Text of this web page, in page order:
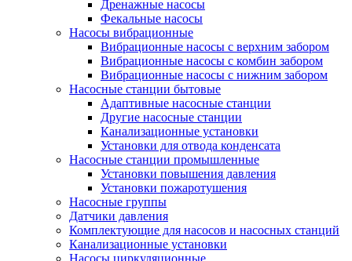
Дренажные насосы
Фекальные насосы
Насосы вибрационные
Вибрационные насосы с верхним забором
Вибрационные насосы с комбин забором
Вибрационные насосы с нижним забором
Насосные станции бытовые
Адаптивные насосные станции
Другие насосные станции
Канализационные установки
Установки для отвода конденсата
Насосные станции промышленные
Установки повышения давления
Установки пожаротушения
Насосные группы
Датчики давления
Комплектующие для насосов и насосных станций
Канализационные установки
Насосы циркуляционные